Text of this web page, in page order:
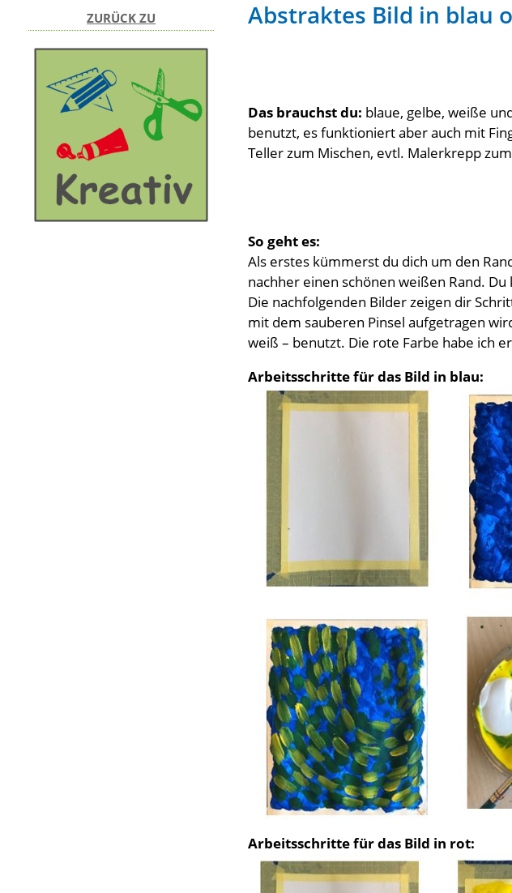
ZURÜCK ZU Abstraktes Bild in blau
Das brauchst du: blaue, gelbe, weiße
benutzt, es funktioniert aber auch mit
Teller zum Mischen, evtl. Malerkrepp
So geht es:
Als erstes kümmerst du dich um den
nachher einen schönen weißen Rand.
Die nachfolgenden Bilder zeigen dir
mit dem sauberen Pinsel aufgetragen
weiß – benutzt. Die rote Farbe habe ich
Arbeitsschritte für das Bild in blau:
Arbeitsschritte für das Bild in rot: